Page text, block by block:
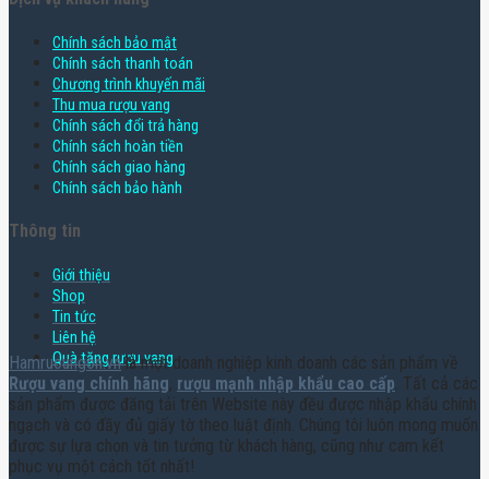
Chính sách bảo mật
Chính sách thanh toán
Chương trình khuyến mãi
Thu mua rượu vang
Chính sách đổi trả hàng
Chính sách hoàn tiền
Chính sách giao hàng
Chính sách bảo hành
Thông tin
Giới thiệu
Shop
Tin tức
Liên hệ
Quà tặng rượu vang
Hamruoungon.vnlà một doanh nghiệp kinh doanh các sản phẩm về
Rượu vang chính hãng, rượu mạnh nhập khẩu cao cấp. Tất cả các
sản phẩm được đăng tải trên Website này đều được nhập khẩu chính
ngạch và có đầy đủ giấy tờ theo luật định. Chúng tôi luôn mong muốn
được sự lựa chọn và tin tưởng từ khách hàng, cũng như cam kết
phục vụ một cách tốt nhất!